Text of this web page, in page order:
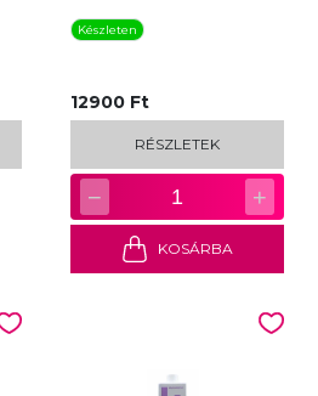
Készleten
12900 Ft
RÉSZLETEK
− 1 +
KOSÁRBA